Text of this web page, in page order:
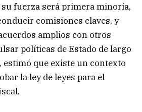
su fuerza será primera minoría,
comisiones claves, y
amplios con otros
políticas de Estado de largo
estimó que existe un contexto
la ley de leyes para el